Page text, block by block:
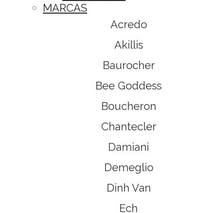
MARCAS
Acredo
Akillis
Baurocher
Bee Goddess
Boucheron
Chantecler
Damiani
Demeglio
Dinh Van
Ech